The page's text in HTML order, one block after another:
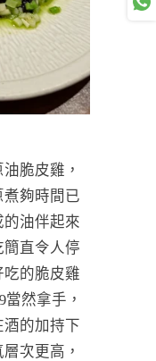
脆皮雞，
夠時間已
油伴起來
直令人停
的脆皮雞
然拿手，
的加持下
次更高，